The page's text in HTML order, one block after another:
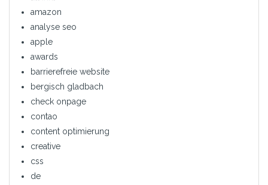
amazon
analyse seo
apple
awards
barrierefreie website
bergisch gladbach
check onpage
contao
content optimierung
creative
css
de